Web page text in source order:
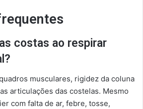
costas ao respirar
musculares, rigidez da coluna
articulações das costelas. Mesmo
com falta de ar, febre, tosse,